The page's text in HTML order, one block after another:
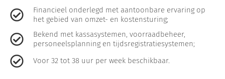
Financieel onderlegd met aantoonbare ervaring op
het gebied van omzet- en kostensturing;
Bekend met kassasystemen, voorraadbeheer,
personeelsplanning en tijdsregistratiesystemen;
Voor 32 tot 38 uur per week beschikbaar.